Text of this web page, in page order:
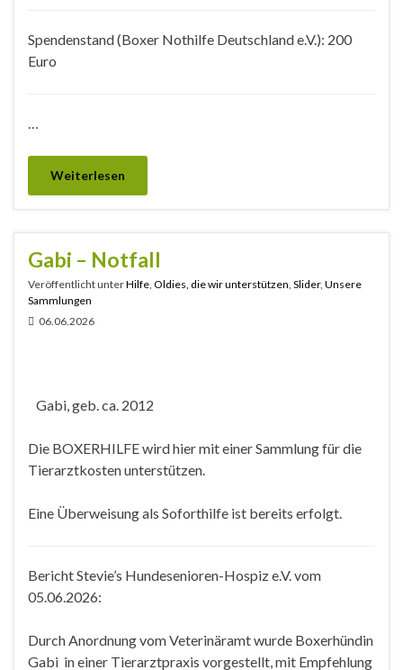
Spendenstand (Boxer Nothilfe Deutschland e.V.): 200
Euro
…
Weiterlesen
Gabi – Notfall
Veröffentlicht unterHilfe Oldies, die wir unterstützen Slider, Unsere
Sammlungen
06.06.2026
Gabi, geb. ca. 2012
Die BOXERHILFE wird hier mit einer Sammlung für die
Tierarztkosten unterstützen.
Eine Überweisung als Soforthilfe ist bereits erfolgt.
Bericht Stevie’s Hundesenioren-Hospiz e.V. vom
05.06.2026:
Durch Anordnung vom Veterinäramt wurde Boxerhündin
Gabi in einer Tierarztpraxis vorgestellt, mit Empfehlung